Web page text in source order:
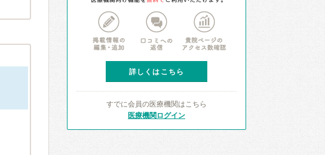
詳しくはこちら
すでに会員の医療機関はこちら
医療機関ログイン